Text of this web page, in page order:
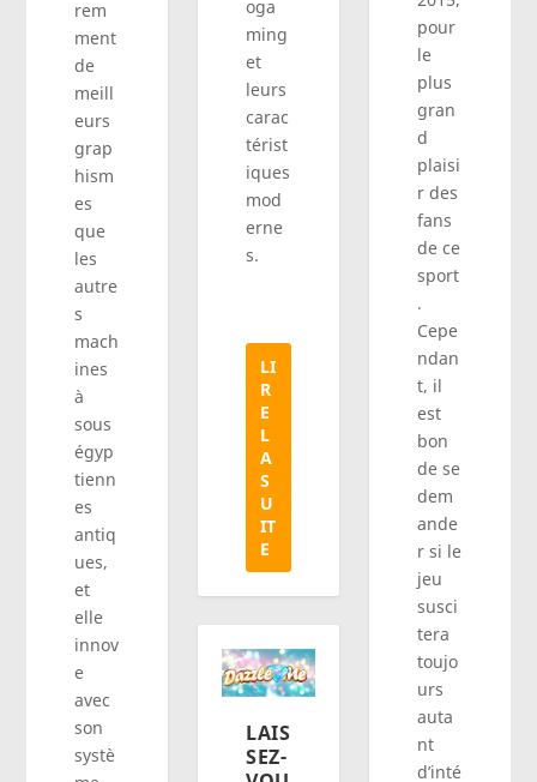
rem
ment
de
meill
eurs
grap
hism
es
que
les
autre
s
mach
ines
à
sous
égyp
tienn
es
antiq
ues,
et
elle
innov
e
avec
son
systè
oga
ming
et
leurs
carac
térist
iques
mod
erne
s.
LI
R
E
L
A
S
U
IT
E
LAIS
SEZ-
pour
le
plus
gran
d
plaisi
r des
fans
de ce
sport
.
Cepe
ndan
t, il
est
bon
de se
dem
ande
r si le
jeu
susci
tera
toujo
urs
auta
nt
d’inté